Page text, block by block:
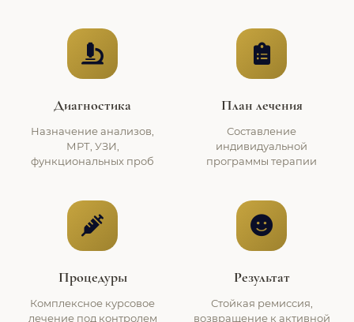
Диагностика
Назначение анализов,
МРТ, УЗИ,
функциональных проб
План лечения
Составление
индивидуальной
программы терапии
Процедуры
Комплексное курсовое
лечение под контролем
Результат
Стойкая ремиссия,
возвращение к активной